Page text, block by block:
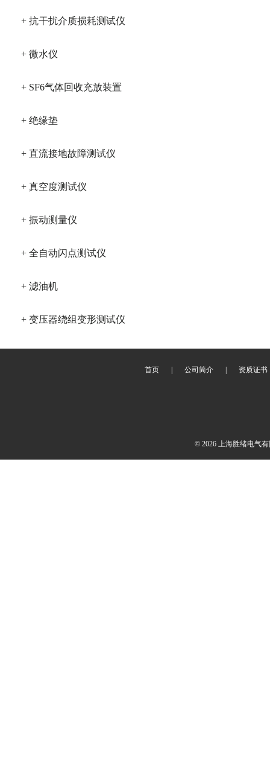
+ 抗干扰介质损耗测试仪
+ 微水仪
+ SF6气体回收充放装置
+ 绝缘垫
+ 直流接地故障测试仪
+ 真空度测试仪
+ 振动测量仪
+ 全自动闪点测试仪
+ 滤油机
+ 变压器绕组变形测试仪
首页 公司简介 资质证书
© 2026 上海胜绪电气